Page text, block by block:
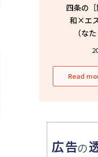
四条の
和×エ
（な
Read